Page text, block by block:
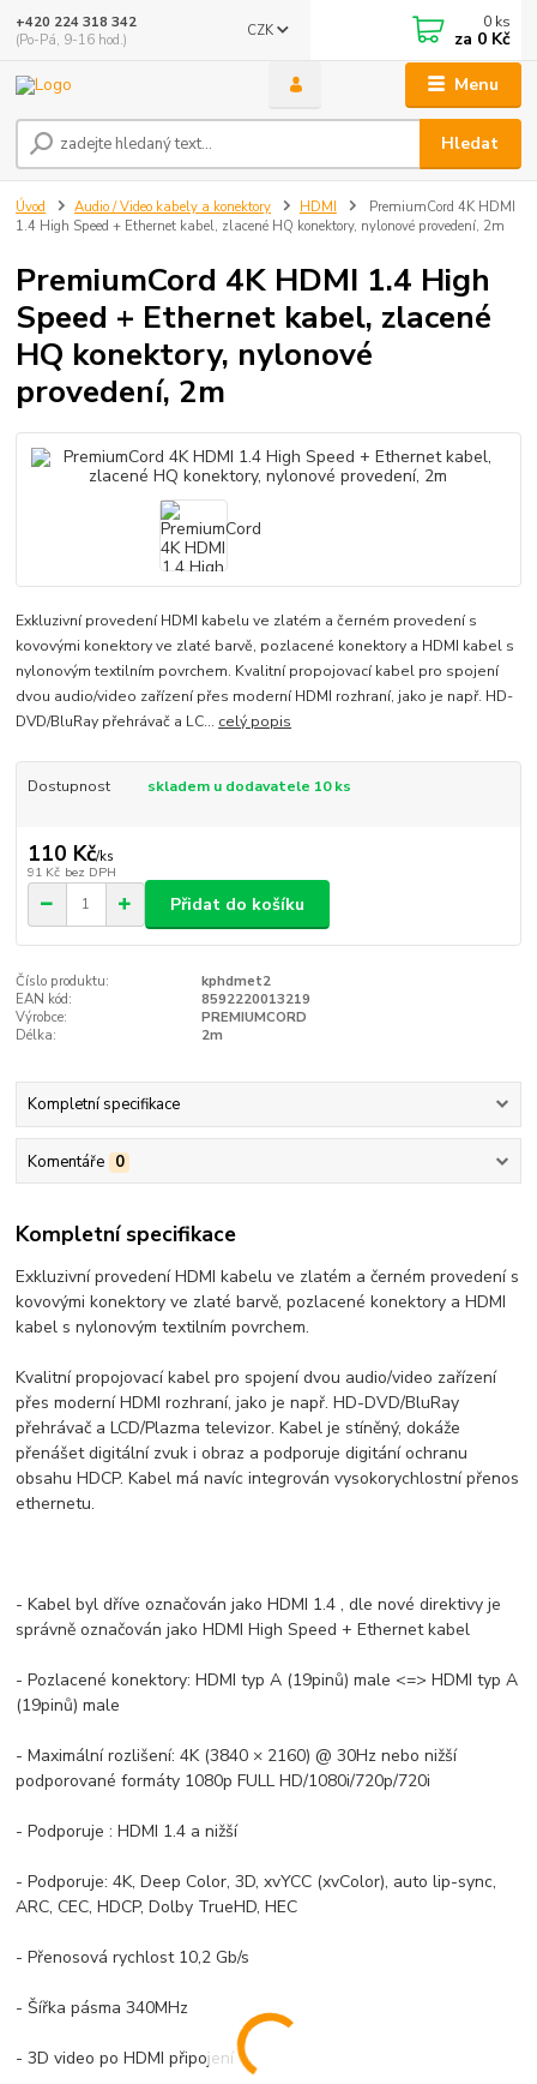
Menu
CZK
Hledat
+420 224 318 342
(Po-Pá, 9-16 hod.)
0 ks
za 0 Kč
Úvod Audio / Video kabely a konektory HDMI
PremiumCord 4K HDMI
1.4 High Speed + Ethernet kabel, zlacené HQ konektory, nylonové provedení, 2m
PremiumCord 4K HDMI 1.4 High
Speed + Ethernet kabel, zlacené
HQ konektory, nylonové
provedení, 2m
Exkluzivní provedení HDMI kabelu ve zlatém a černém provedení s
kovovými konektory ve zlaté barvě, pozlacené konektory a HDMI kabel s
nylonovým textilním povrchem. Kvalitní propojovací kabel pro spojení
dvou audio/video zařízení přes moderní HDMI rozhraní, jako je např. HD-
DVD/BluRay přehrávač a LC... celý popis
Dostupnost skladem u dodavatele 10 ks
110 Kč/ks
91 Kč bez DPH
Přidat do košíku
Číslo produktu:
kphdmet2
EAN kód:
8592220013219
Výrobce:
PREMIUMCORD
Délka:
2m
Kompletní specifikace
Komentáře 0
Kompletní specifikace
Exkluzivní provedení HDMI kabelu ve zlatém a černém provedení s
kovovými konektory ve zlaté barvě, pozlacené konektory a HDMI
kabel s nylonovým textilním povrchem.
Kvalitní propojovací kabel pro spojení dvou audio/video zařízení
přes moderní HDMI rozhraní, jako je např. HD-DVD/BluRay
přehrávač a LCD/Plazma televizor. Kabel je stíněný, dokáže
přenášet digitální zvuk i obraz a podporuje digitání ochranu
obsahu HDCP. Kabel má navíc integrován vysokorychlostní přenos
ethernetu.
- Kabel byl dříve označován jako HDMI 1.4 , dle nové direktivy je
správně označován jako HDMI High Speed + Ethernet kabel
- Pozlacené konektory: HDMI typ A (19pinů) male <=> HDMI typ A
(19pinů) male
- Maximální rozlišení: 4K (3840 × 2160) @ 30Hz nebo nižší
podporované formáty 1080p FULL HD/1080i/720p/720i
- Podporuje : HDMI 1.4 a nižší
- Podporuje: 4K, Deep Color, 3D, xvYCC (xvColor), auto lip-sync,
ARC, CEC, HDCP, Dolby TrueHD, HEC
- Přenosová rychlost 10,2 Gb/s
- Šířka pásma 340MHz
- 3D video po HDMI připojení